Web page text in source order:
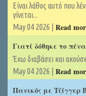
Είναι λάθος αυτό που
γίνεται...
May 04 2026 | Read
Γιατί δόθηκε το
Έχω διαβάσει και
May 04 2026 | Read
Πανικός με Τζίγγερ